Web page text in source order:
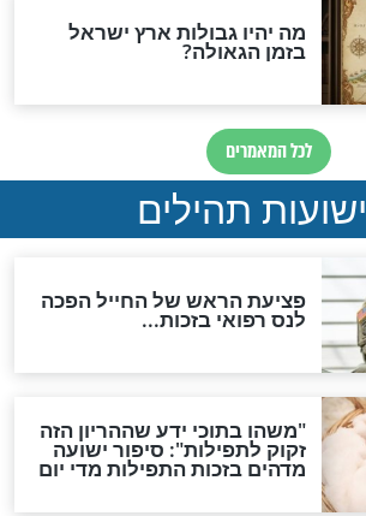
הדינים וביטול
ע"ב שמות הקודש
סגולית להמתקת